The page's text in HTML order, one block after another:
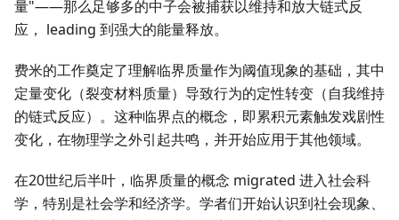
量"——那么足够多的中子会被捕获以维持和放大链式反
应， leading 到强大的能量释放。
费米的工作奠定了理解临界质量作为阈值现象的基础，其中
定量变化（裂变材料质量）导致行为的定性转变（自我维持
的链式反应）。这种临界点的概念，即累积元素触发戏剧性
变化，在物理学之外引起共鸣，并开始应用于其他领域。
在20世纪后半叶，临界质量的概念 migrated 进入社会科
学，特别是社会学和经济学。学者们开始认识到社会现象、